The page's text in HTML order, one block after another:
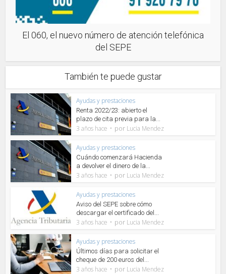
El 060, el nuevo número de atención telefónica
del SEPE
También te puede gustar
Ayudas y prestaciones
Renta 2022/23: abierto el
plazo de cita previa para la...
3 años hace por Lucia Mendez
Ayudas y prestaciones
Cuándo comenzará Hacienda
a devolver el dinero de la...
3 años hace por Lucia Mendez
Ayudas y prestaciones
Aviso del SEPE sobre cómo
descargar el certificado del...
3 años hace por Lucia Mendez
Ayudas y prestaciones
Últimos días para solicitar el
cheque de 200 euros del...
3 años hace por Lucia Mendez